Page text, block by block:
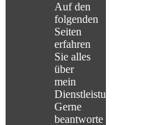
Auf den
folgenden
Seiten
erfahren
Sie alles
über
mein
Dienstleistungsangebot.
Gerne
beantworte